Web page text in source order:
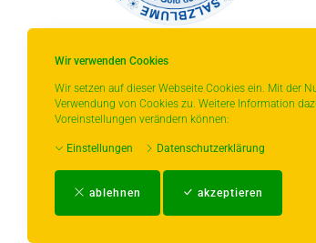
Wir verwenden Cookies
Wir setzen auf dieser Webseite Cookies ein. Mit der
Verwendung von Cookies zu. Weitere Information
Voreinstellungen verändern können:
Einstellungen Datenschutzerklärung
ablehnen akzeptieren
* gilt für Lieferungen innerhalb Deutschlands,
bitte der Schaltfläche mit den
Impressum-AGB